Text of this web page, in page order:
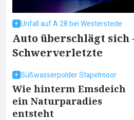
Unfall auf A 28 bei Westerstede
Auto überschlägt sich
Schwerverletzte
Süßwasserpolder Stapelmoor
Wie hinterm Emsdeich
ein Naturparadies
entsteht